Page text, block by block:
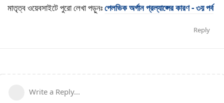
মাতৃত্ব ওয়েবসাইটে পুরো লেখা পড়ুনঃপেলভিক অর্গান প্রল্যাপ্সের কারণ - ৩য় পর্ব
Reply
Write a Reply...